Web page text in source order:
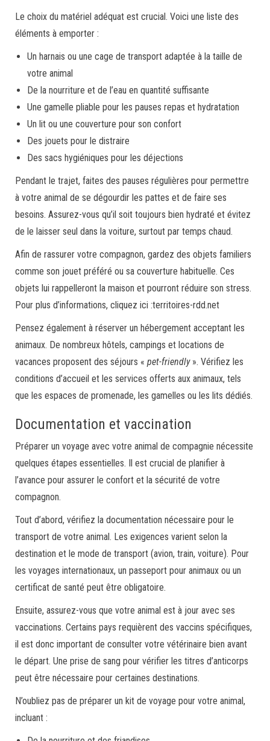
Le choix du matériel adéquat est crucial. Voici une liste des
éléments à emporter :
Un harnais ou une cage de transport adaptée à la taille de
votre animal
De la nourriture et de l’eau en quantité suffisante
Une gamelle pliable pour les pauses repas et hydratation
Un lit ou une couverture pour son confort
Des jouets pour le distraire
Des sacs hygiéniques pour les déjections
Pendant le trajet, faites des pauses régulières pour permettre
à votre animal de se dégourdir les pattes et de faire ses
besoins. Assurez-vous qu’il soit toujours bien hydraté et évitez
de le laisser seul dans la voiture, surtout par temps chaud.
Afin de rassurer votre compagnon, gardez des objets familiers
comme son jouet préféré ou sa couverture habituelle. Ces
objets lui rappelleront la maison et pourront réduire son stress.
Pour plus d’informations, cliquez ici :territoires-rdd.net
Pensez également à réserver un hébergement acceptant les
animaux. De nombreux hôtels, campings et locations de
vacances proposent des séjours « pet-friendly». Vérifiez les
conditions d’accueil et les services offerts aux animaux, tels
que les espaces de promenade, les gamelles ou les lits dédiés.
Documentation et vaccination
Préparer un voyage avec votre animal de compagnie nécessite
quelques étapes essentielles. Il est crucial de planifier à
l’avance pour assurer le confort et la sécurité de votre
compagnon.
Tout d’abord, vérifiez la documentation nécessaire pour le
transport de votre animal. Les exigences varient selon la
destination et le mode de transport (avion, train, voiture). Pour
les voyages internationaux, un passeport pour animaux ou un
certificat de santé peut être obligatoire.
Ensuite, assurez-vous que votre animal est à jour avec ses
vaccinations. Certains pays requièrent des vaccins spécifiques,
il est donc important de consulter votre vétérinaire bien avant
le départ. Une prise de sang pour vérifier les titres d’anticorps
peut être nécessaire pour certaines destinations.
N’oubliez pas de préparer un kit de voyage pour votre animal,
incluant :